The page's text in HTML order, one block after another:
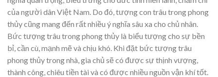
của người dân Việt Nam. Do đó, tượng con trâu trong phong
thủy cũng mang đến rất nhiều ý nghĩa sâu xa cho chủ nhân.
Bức tượng trâu trong phong thủy là biểu tượng cho sự bền
bỉ, cần cù, mạnh mẽ và chịu khó. Khi đặt bức tượng trâu
phong thủy trong nhà, gia chủ sẽ có được sự thịnh vượng,
thành công, chiêu tiền tài và có được nhiều nguồn vận khí tốt.